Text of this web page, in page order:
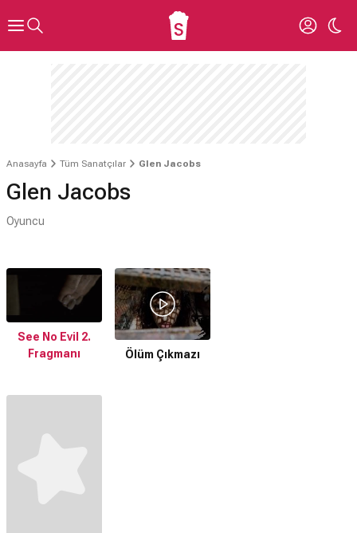
Anasayfa Tüm Sanatçılar Glen Jacobs
Glen Jacobs
Oyuncu
See No Evil 2.
Fragmanı
Ölüm Çıkmazı